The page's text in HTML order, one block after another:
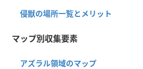
侵獣の場所一覧とメリット
マップ別収集要素
アズラル領域のマップ